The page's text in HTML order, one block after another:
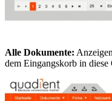
Alle Dokumente:
dem Eingangskorb in diese